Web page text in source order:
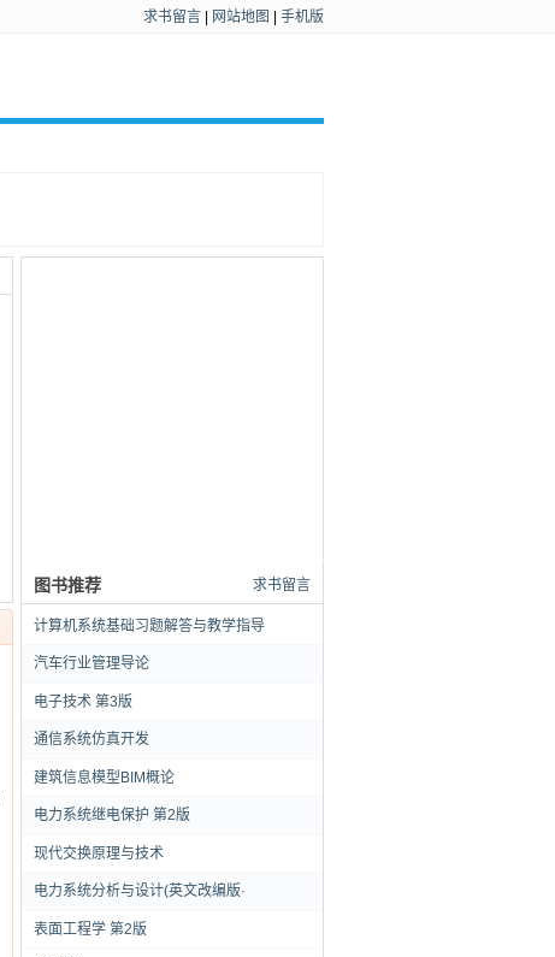
求书留言 网站地图 手机版
求书留言
图书推荐
计算机系统基础习题解答与教学指导
汽车行业管理导论
电子技术 第3版
通信系统仿真开发
建筑信息模型BIM概论
电力系统继电保护 第2版
现代交换原理与技术
电力系统分析与设计(英文改编版·
表面工程学 第2版